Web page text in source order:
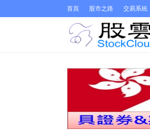
首頁 股市之路 交易系統